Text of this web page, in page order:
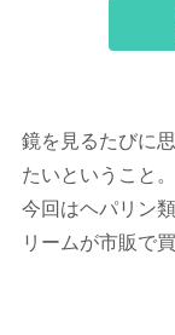
鏡を見るたびに
たいということ。
今回はヘパリン
リームが市販で